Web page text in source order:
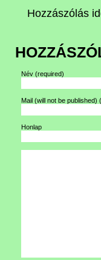
Hozzászólás
Név (required)
Mail (will not be published)
Honlap